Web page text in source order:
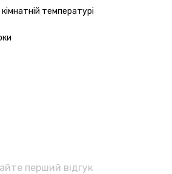
температурі
перший відгук